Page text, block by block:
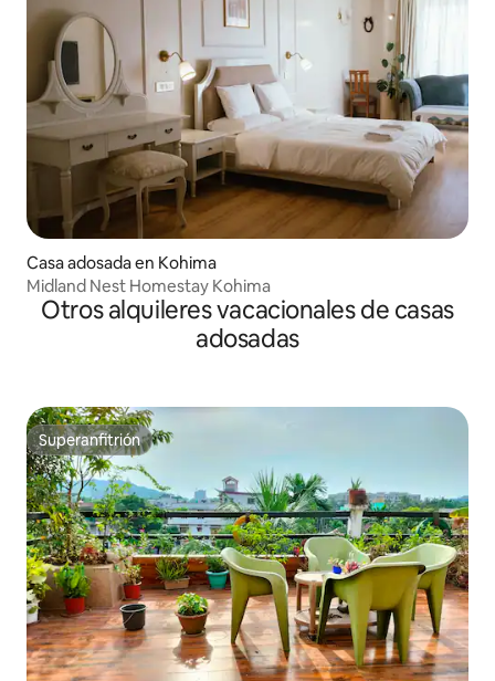
Casa adosada en Kohima
Midland Nest Homestay Kohima
Otros alquileres vacacionales de casas
adosadas
Superanfitrión
Superanfitrión